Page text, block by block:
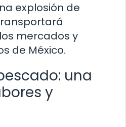
explosión de
mercados y
de México.
una
y